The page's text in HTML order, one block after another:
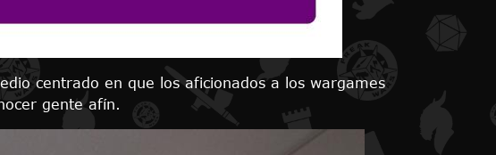
centrado en que los aficionados a los wargames
gente afín.